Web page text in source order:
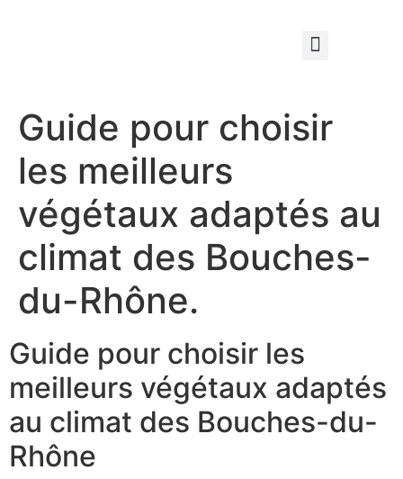
Guide pour choisir
les meilleurs
végétaux adaptés au
climat des Bouches-
du-Rhône.
Guide pour choisir les
meilleurs végétaux adaptés
au climat des Bouches-du-
Rhône